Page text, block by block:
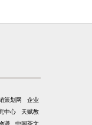
策划网
企业
中心
天赋教
谱 中国茶文